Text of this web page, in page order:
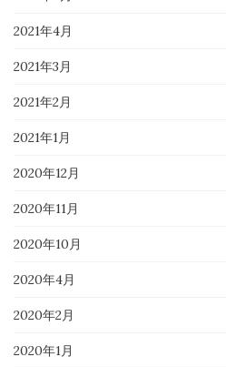
2021年4月
2021年3月
2021年2月
2021年1月
2020年12月
2020年11月
2020年10月
2020年4月
2020年2月
2020年1月